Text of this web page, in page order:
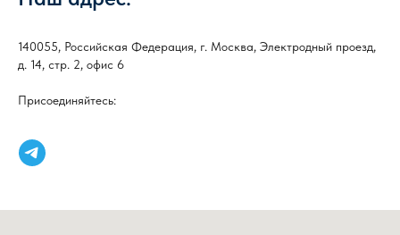
140055, Российская Федерация, г. Москва, Электродный проезд,
д. 14, стр. 2, офис 6
Присоединяйтесь: